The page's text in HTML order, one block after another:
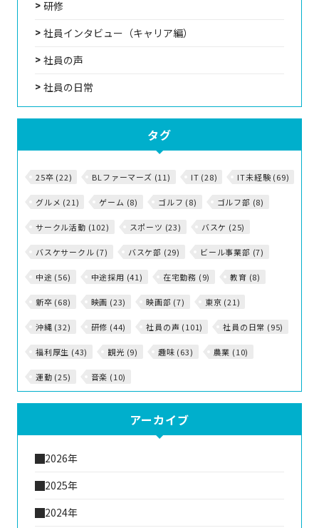
研修
社員インタビュー（キャリア編）
社員の声
社員の日常
タグ
25卒 (22) BLファーマーズ (11) IT (28) IT未経験 (69)
グルメ (21) ゲーム (8) ゴルフ (8) ゴルフ部 (8)
サークル活動 (102) スポーツ (23) バスケ (25)
バスケサークル (7) バスケ部 (29) ビール事業部 (7)
中途 (56) 中途採用 (41) 在宅勤務 (9) 教育 (8)
新卒 (68) 映画 (23) 映画部 (7) 東京 (21)
沖縄 (32) 研修 (44) 社員の声 (101) 社員の日常 (95)
福利厚生 (43) 観光 (9) 趣味 (63) 農業 (10)
運動 (25) 音楽 (10)
アーカイブ
2026年
2025年
2024年